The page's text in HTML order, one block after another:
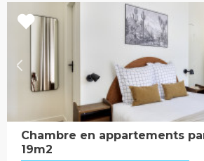
Chambre en appartements
19m2